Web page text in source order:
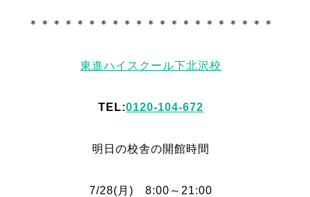
＊＊＊＊＊＊＊＊＊＊＊＊＊＊＊＊＊＊＊＊＊
東進ハイスクール下北沢校
TEL:0120-104-672
明日の校舎の開館時間
7/28(月) 8:00～21:00